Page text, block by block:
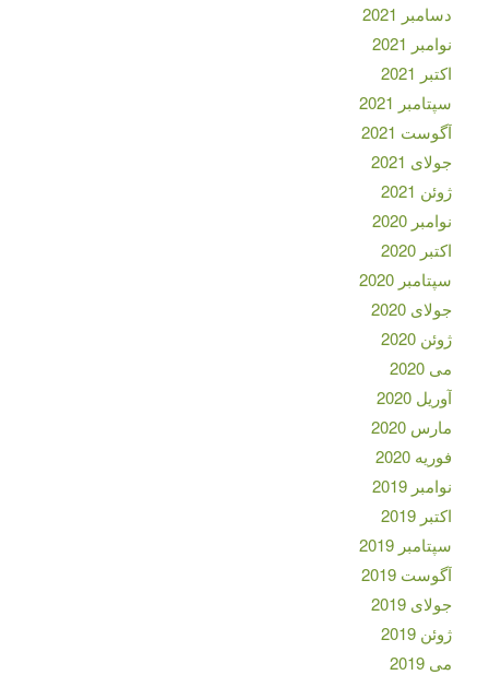
دسامبر 2021
نوامبر 2021
اکتبر 2021
سپتامبر 2021
آگوست 2021
جولای 2021
ژوئن 2021
نوامبر 2020
اکتبر 2020
سپتامبر 2020
جولای 2020
ژوئن 2020
می 2020
آوریل 2020
مارس 2020
فوریه 2020
نوامبر 2019
اکتبر 2019
سپتامبر 2019
آگوست 2019
جولای 2019
ژوئن 2019
می 2019